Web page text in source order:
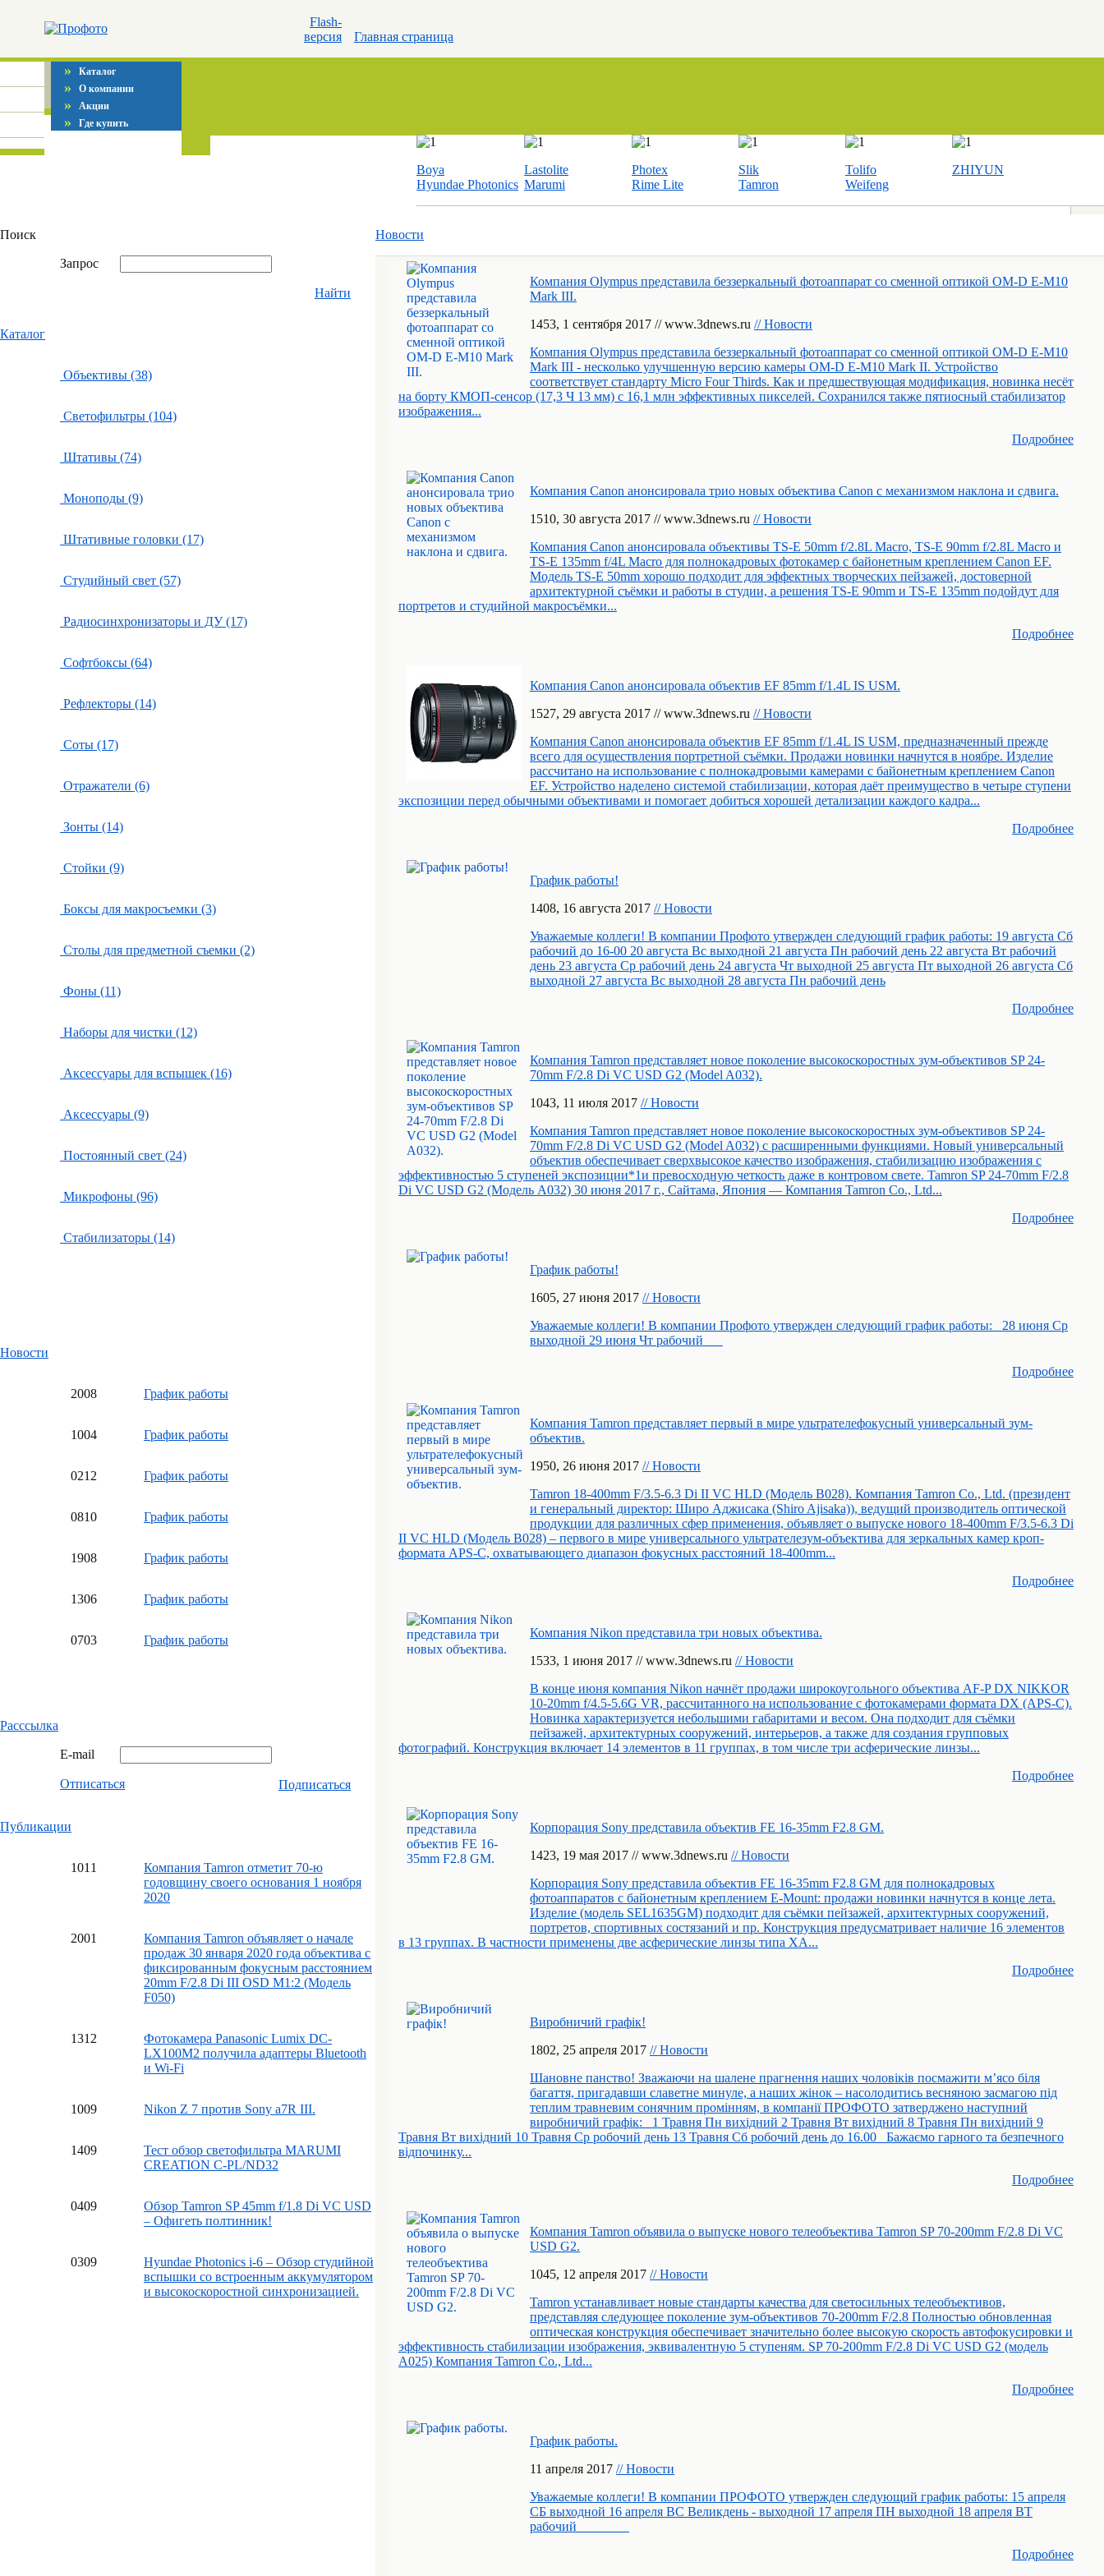
Flash-
версия
Главная страница
» Каталог
» О компании
» Акции
» Где купить
Boya
Hyundae Photonics
Lastolite
Marumi
Photex
Rime Lite
Slik
Tamron
Tolifo
Weifeng
ZHIYUN
Поиск
Запрос
Найти
Каталог
Объективы (38)
Светофильтры (104)
Штативы (74)
Моноподы (9)
Штативные головки (17)
Студийный свет (57)
Радиосинхронизаторы и ДУ (17)
Софтбоксы (64)
Рефлекторы (14)
Соты (17)
Отражатели (6)
Зонты (14)
Стойки (9)
Боксы для макросъемки (3)
Столы для предметной съемки (2)
Фоны (11)
Наборы для чистки (12)
Аксессуары для вспышек (16)
Аксессуары (9)
Постоянный свет (24)
Микрофоны (96)
Стабилизаторы (14)
Новости
2008 График работы
1004 График работы
0212 График работы
0810 График работы
1908 График работы
1306 График работы
0703 График работы
Расссылка
E-mail
Отписаться Подписаться
Публикации
1011
Компания Tamron отметит 70-ю
годовщину своего основания 1 ноября
2020
2001
Компания Tamron объявляет о начале
продаж 30 января 2020 года объектива с
фиксированным фокусным расстоянием
20mm F/2.8 Di III OSD M1:2 (Модель
F050)
1312
Фотокамера Panasonic Lumix DC-
LX100M2 получила адаптеры Bluetooth
и Wi-Fi
1009 Nikon Z 7 против Sony a7R III.
1409
Тест обзор светофильтра MARUMI
CREATION C-PL/ND32
0409
Обзор Tamron SP 45mm f/1.8 Di VC USD
– Офигеть полтинник!
0309
Hyundae Photonics i-6 – Обзор студийной
вспышки со встроенным аккумулятором
и высокоскоростной синхронизацией.
Новости
Компания Olympus представила беззеркальный фотоаппарат со сменной оптикой OM-D E-M10
Mark III.
1453, 1 сентября 2017 // www.3dnews.ru // Новости
Компания Olympus представила беззеркальный фотоаппарат со сменной оптикой OM-D E-M10
Mark III - несколько улучшенную версию камеры OM-D E-M10 Mark II. Устройство
соответствует стандарту Micro Four Thirds. Как и предшествующая модификация, новинка несёт
на борту КМОП-сенсор (17,3 Ч 13 мм) с 16,1 млн эффективных пикселей. Сохранился также пятиосный стабилизатор
изображения...
Подробнее
Компания Canon анонсировала трио новых объектива Canon с механизмом наклона и сдвига.
1510, 30 августа 2017 // www.3dnews.ru // Новости
Компания Canon анонсировала объективы TS-E 50mm f/2.8L Macro, TS-E 90mm f/2.8L Macro и
TS-E 135mm f/4L Macro для полнокадровых фотокамер с байонетным креплением Canon EF.
Модель TS-E 50mm хорошо подходит для эффектных творческих пейзажей, достоверной
архитектурной съёмки и работы в студии, а решения TS-E 90mm и TS-E 135mm подойдут для
портретов и студийной макросъёмки...
Подробнее
Компания Canon анонсировала объектив EF 85mm f/1.4L IS USM.
1527, 29 августа 2017 // www.3dnews.ru // Новости
Компания Canon анонсировала объектив EF 85mm f/1.4L IS USM, предназначенный прежде
всего для осуществления портретной съёмки. Продажи новинки начнутся в ноябре. Изделие
рассчитано на использование с полнокадровыми камерами с байонетным креплением Canon
EF. Устройство наделено системой стабилизации, которая даёт преимущество в четыре ступени
экспозиции перед обычными объективами и помогает добиться хорошей детализации каждого кадра...
Подробнее
График работы!
1408, 16 августа 2017 // Новости
Уважаемые коллеги! В компании Профото утвержден следующий график работы: 19 августа Сб
рабочий до 16-00 20 августа Вс выходной 21 августа Пн рабочий день 22 августа Вт рабочий
день 23 августа Ср рабочий день 24 августа Чт выходной 25 августа Пт выходной 26 августа Сб
выходной 27 августа Вс выходной 28 августа Пн рабочий день
Подробнее
Компания Tamron представляет новое поколение высокоскоростных зум-объективов SP 24-
70mm F/2.8 Di VC USD G2 (Model A032).
1043, 11 июля 2017 // Новости
Компания Tamron представляет новое поколение высокоскоростных зум-объективов SP 24-
70mm F/2.8 Di VC USD G2 (Model A032) с расширенными функциями. Новый универсальный
объектив обеспечивает сверхвысокое качество изображения, стабилизацию изображения с
эффективностью 5 ступеней экспозиции*1и превосходную четкость даже в контровом свете. Tamron SP 24-70mm F/2.8
Di VC USD G2 (Модель A032) 30 июня 2017 г., Сайтама, Япония — Компания Tamron Co., Ltd...
Подробнее
График работы!
1605, 27 июня 2017 // Новости
Уважаемые коллеги! В компании Профото утвержден следующий график работы: 28 июня Ср
выходной 29 июня Чт рабочий
Подробнее
Компания Tamron представляет первый в мире ультрателефокусный универсальный зум-
объектив.
1950, 26 июня 2017 // Новости
Tamron 18-400mm F/3.5-6.3 Di II VC HLD (Модель В028). Компания Tamron Co., Ltd. (президент
и генеральный директор: Широ Аджисака (Shiro Ajisaka)), ведущий производитель оптической
продукции для различных сфер применения, объявляет о выпуске нового 18-400mm F/3.5-6.3 Di
II VC HLD (Модель B028) – первого в мире универсального ультрателезум-объектива для зеркальных камер кроп-
формата APS-C, охватывающего диапазон фокусных расстояний 18-400mm...
Подробнее
Компания Nikon представила три новых объектива.
1533, 1 июня 2017 // www.3dnews.ru // Новости
В конце июня компания Nikon начнёт продажи широкоугольного объектива AF-P DX NIKKOR
10-20mm f/4.5-5.6G VR, рассчитанного на использование с фотокамерами формата DX (APS-C).
Новинка характеризуется небольшими габаритами и весом. Она подходит для съёмки
пейзажей, архитектурных сооружений, интерьеров, а также для создания групповых
фотографий. Конструкция включает 14 элементов в 11 группах, в том числе три асферические линзы...
Подробнее
Корпорация Sony представила объектив FE 16-35mm F2.8 GM.
1423, 19 мая 2017 // www.3dnews.ru // Новости
Корпорация Sony представила объектив FE 16-35mm F2.8 GM для полнокадровых
фотоаппаратов с байонетным креплением E-Mount: продажи новинки начнутся в конце лета.
Изделие (модель SEL1635GM) подходит для съёмки пейзажей, архитектурных сооружений,
портретов, спортивных состязаний и пр. Конструкция предусматривает наличие 16 элементов
в 13 группах. В частности применены две асферические линзы типа XA...
Подробнее
Виробничий графік!
1802, 25 апреля 2017 // Новости
Шановне панство! Зважаючи на шалене прагнення наших чоловіків посмажити м’ясо біля
багаття, пригадавши славетне минуле, а наших жінок – насолодитись весняною засмагою під
теплим травневим сонячним промінням, в компанії ПРОФОТО затверджено наступний
виробничий графік: 1 Травня Пн вихідний 2 Травня Вт вихідний 8 Травня Пн вихідний 9
Травня Вт вихідний 10 Травня Ср робочий день 13 Травня Сб робочий день до 16.00 Бажаємо гарного та безпечного
відпочинку...
Подробнее
Компания Tamron объявила о выпуске нового телеобъектива Tamron SP 70-200mm F/2.8 Di VC
USD G2.
1045, 12 апреля 2017 // Новости
Tamron устанавливает новые стандарты качества для светосильных телеобъективов,
представляя следующее поколение зум-объективов 70-200mm F/2.8 Полностью обновленная
оптическая конструкция обеспечивает значительно более высокую скорость автофокусировки и
эффективность стабилизации изображения, эквивалентную 5 ступеням. SP 70-200mm F/2.8 Di VC USD G2 (модель
A025) Компания Tamron Co., Ltd...
Подробнее
График работы.
11 апреля 2017 // Новости
Уважаемые коллеги! В компании ПРОФОТО утвержден следующий график работы: 15 апреля
СБ выходной 16 апреля ВС Великдень - выходной 17 апреля ПН выходной 18 апреля ВТ
рабочий
Подробнее